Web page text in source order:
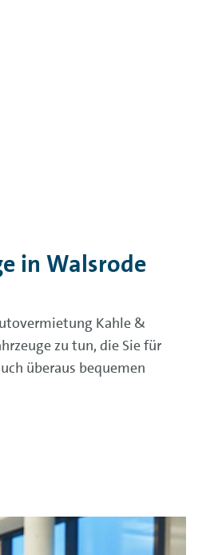
in Walsrode
Kahle &
zu tun, die Sie für
überaus bequemen